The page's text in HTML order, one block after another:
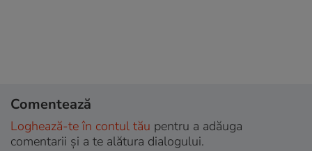
Comentează
Loghează-te în contul tău pentru a adăuga
comentarii și a te alătura dialogului.